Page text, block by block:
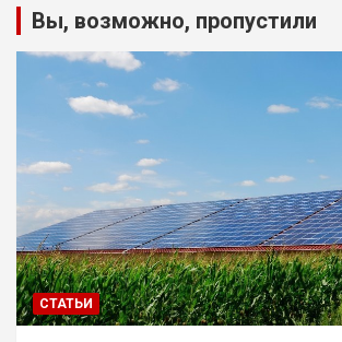
Вы, возможно, пропустили
СТАТЬИ